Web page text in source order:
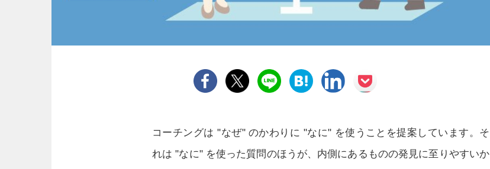
コーチングは "なぜ" のかわりに "なに" を使うことを提案しています。そ
れは "なに" を使った質問のほうが、内側にあるものの発見に至りやすいか